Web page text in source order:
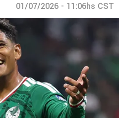
01/07/2026 - 11:06hs CST